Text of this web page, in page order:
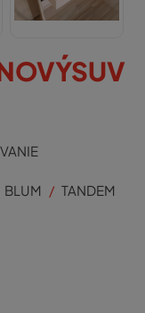
BLUM
TANDEM